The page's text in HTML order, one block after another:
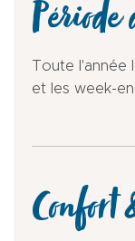
Période
Toute l'année
et les week-
Confort